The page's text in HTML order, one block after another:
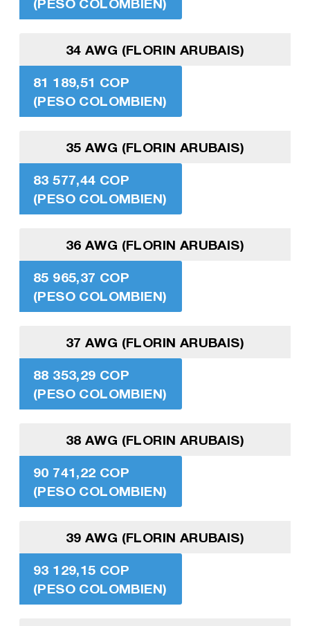
34 AWG (FLORIN ARUBAIS)
81 189,51 COP
(PESO COLOMBIEN)
35 AWG (FLORIN ARUBAIS)
83 577,44 COP
(PESO COLOMBIEN)
36 AWG (FLORIN ARUBAIS)
85 965,37 COP
(PESO COLOMBIEN)
37 AWG (FLORIN ARUBAIS)
88 353,29 COP
(PESO COLOMBIEN)
38 AWG (FLORIN ARUBAIS)
90 741,22 COP
(PESO COLOMBIEN)
39 AWG (FLORIN ARUBAIS)
93 129,15 COP
(PESO COLOMBIEN)